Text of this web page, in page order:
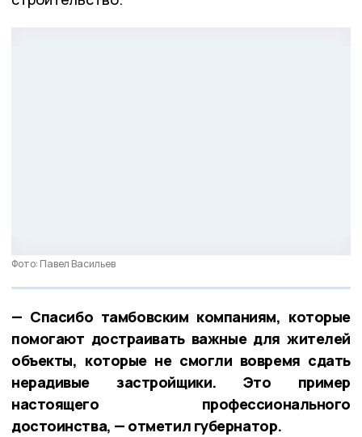
Фото: Павел Васильев
— Спасибо тамбовским компаниям, которые
помогают достраивать важные для жителей
объекты, которые не смогли вовремя сдать
нерадивые застройщики. Это пример
настоящего профессионального
достоинства, — отметил губернатор.